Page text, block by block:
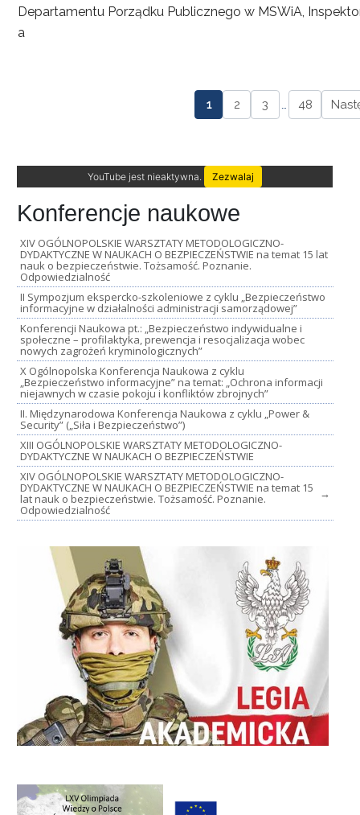
Departamentu Porządku Publicznego w MSWiA,
a
1 2 3 … 48
YouTube jest nieaktywna. Zezwalaj
Konferencje naukowe
XIV OGÓLNOPOLSKIE WARSZTATY METODOLOGICZNO-
DYDAKTYCZNE W NAUKACH O BEZPIECZEŃSTWIE na temat 15 lat
nauk o bezpieczeństwie. Tożsamość. Poznanie.
Odpowiedzialność
II Sympozjum ekspercko-szkoleniowe z cyklu „Bezpieczeństwo
informacyjne w działalności administracji samorządowej”
Konferencji Naukowa pt.: „Bezpieczeństwo indywidualne i
społeczne – profilaktyka, prewencja i resocjalizacja wobec
nowych zagrożeń kryminologicznych”
X Ogólnopolska Konferencja Naukowa z cyklu
„Bezpieczeństwo informacyjne” na temat: „Ochrona informacji
niejawnych w czasie pokoju i konfliktów zbrojnych”
II. Międzynarodowa Konferencja Naukowa z cyklu „Power &
Security” („Siła i Bezpieczeństwo”)
XIII OGÓLNOPOLSKIE WARSZTATY METODOLOGICZNO-
DYDAKTYCZNE W NAUKACH O BEZPIECZEŃSTWIE
XIV OGÓLNOPOLSKIE WARSZTATY METODOLOGICZNO-
DYDAKTYCZNE W NAUKACH O BEZPIECZEŃSTWIE na temat 15
lat nauk o bezpieczeństwie. Tożsamość. Poznanie.
Odpowiedzialność
→